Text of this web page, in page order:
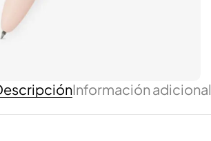
Información adicional